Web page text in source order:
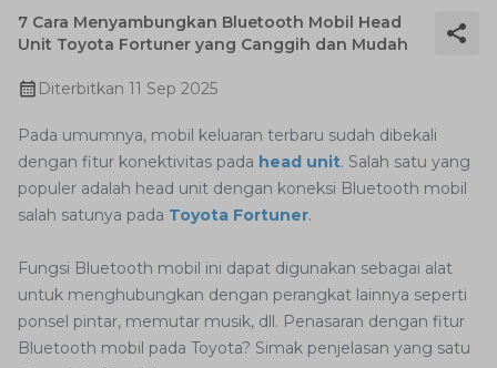
7 Cara Menyambungkan Bluetooth Mobil Head
Unit Toyota Fortuner yang Canggih dan Mudah
Diterbitkan 11 Sep 2025
Pada umumnya, mobil keluaran terbaru sudah dibekali
dengan fitur konektivitas pada head unit. Salah satu yang
populer adalah head unit dengan koneksi Bluetooth mobil
salah satunya pada Toyota Fortuner.
Fungsi Bluetooth mobil ini dapat digunakan sebagai alat
untuk menghubungkan dengan perangkat lainnya seperti
ponsel pintar, memutar musik, dll. Penasaran dengan fitur
Bluetooth mobil pada Toyota? Simak penjelasan yang satu